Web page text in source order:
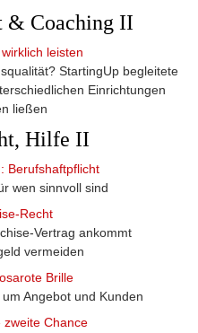
& Coaching II
leisten
StartingUp begleitete
Einrichtungen
ließen
Hilfe II
Berufshaftpflicht
wen sinnvoll sind
Recht
Vertrag ankommt
vermeiden
Brille
Angebot und Kunden
zweite Chance